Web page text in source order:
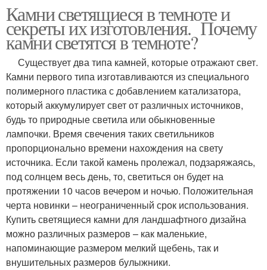
Камни светящиеся в темноте и
секреты их изготовления. Почему
камни светятся в темноте?
Существует два типа камней, которые отражают свет.
Камни первого типа изготавливаются из специального
полимерного пластика с добавлением катализатора,
который аккумулирует свет от различных источников,
будь то природные светила или обыкновенные
лампочки. Время свечения таких светильников
пропорционально времени нахождения на свету
источника. Если такой камень пролежал, подзаряжаясь,
под солнцем весь день, то, светиться он будет на
протяжении 10 часов вечером и ночью. Положительная
черта новинки – неограниченный срок использования.
Купить светящиеся камни для ландшафтного дизайна
можно различных размеров – как маленькие,
напоминающие размером мелкий щебень, так и
внушительных размеров булыжники.